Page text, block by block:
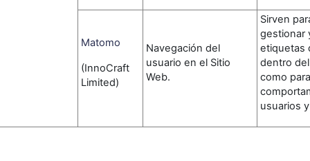
Matomo
(InnoCraft
Limited)
Navegación del
usuario en el Sitio
Web.
Sirven
gestionar
etiquetas
dentro
como
usuarios